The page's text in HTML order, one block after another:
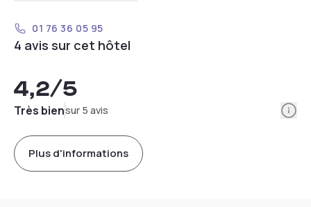
01 76 36 05 95
4 avis sur cet hôtel
4,2/5
Très biensur 5 avis
Plus d'informations